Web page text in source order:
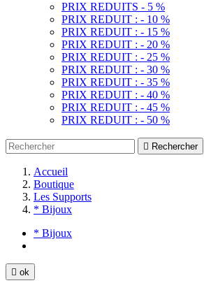
PRIX REDUITS - 5 %
PRIX REDUIT : - 10 %
PRIX REDUIT : - 15 %
PRIX REDUIT : - 20 %
PRIX REDUIT : - 25 %
PRIX REDUIT : - 30 %
PRIX REDUIT : - 35 %
PRIX REDUIT : - 40 %
PRIX REDUIT : - 45 %
PRIX REDUIT : - 50 %
 Rechercher
Accueil
Boutique
Les Supports
* Bijoux
* Bijoux
 ok